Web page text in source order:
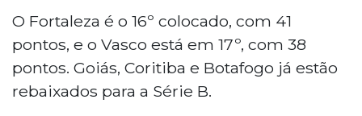
O Fortaleza é o 16º colocado, com 41
pontos, e o Vasco está em 17º, com 38
pontos. Goiás, Coritiba e Botafogo já estão
rebaixados para a Série B.